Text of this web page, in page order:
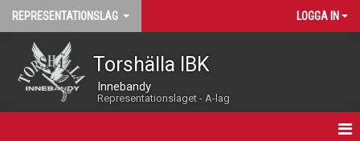
REPRESENTATIONSLAG LOGGA IN
Torshälla IBK
Innebandy
Representationslaget - A-lag